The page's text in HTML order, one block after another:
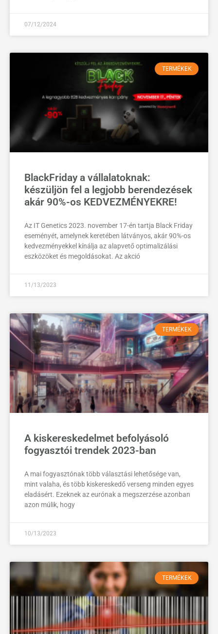
07/12/2024
TERMÉKEK
BlackFriday a vállalatoknak:
készüljön fel a legjobb berendezések
akár 90%-os KEDVEZMÉNYEKRE!
Az IT Genetics 2023. november 17-én tartja Black Friday
eseményét, amelynek keretében látványos, akár 90%-os
kedvezményekkel kínálja az alapvető optimalizálási
eszközöket és megoldásokat. Az akció
11/13/2023
TERMÉKEK
A kiskereskedelmet befolyásoló
fogyasztói trendek 2023-ban
A mai fogyasztónak több választási lehetősége van,
mint valaha, és több kiskereskedő verseng minden egyes
eladásért. Ezeknek az eurónak a megszerzése azonban
azon múlik, hogy
10/13/2023
TERMÉKEK